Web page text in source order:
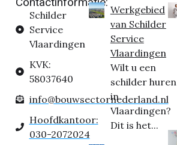
Schilder
Service
Vlaardingen
KVK:
58037640
info@bouwsectornederland.nl
Hoofdkantoor:
030-2072024
Werkgebied
van Schilder
Service
Vlaardingen
Wilt u een
schilder huren
in
Vlaardingen?
Dit is het...